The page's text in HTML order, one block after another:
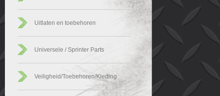
Uitlaten en toebehoren
Universele / Sprinter Parts
Veiligheid/Toebehoren/Kleding